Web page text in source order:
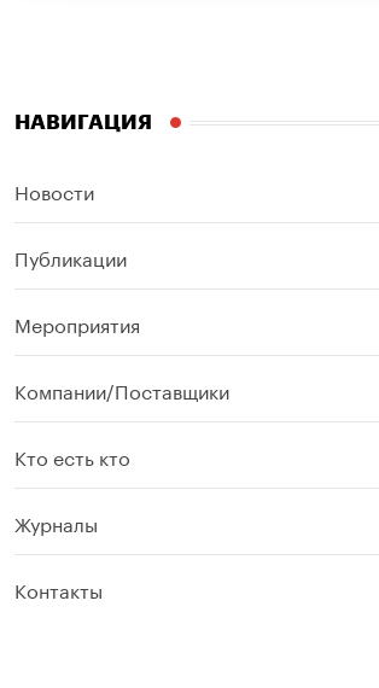
НАВИГАЦИЯ
Новости
Публикации
Мероприятия
Компании/Поставщики
Кто есть кто
Журналы
Контакты